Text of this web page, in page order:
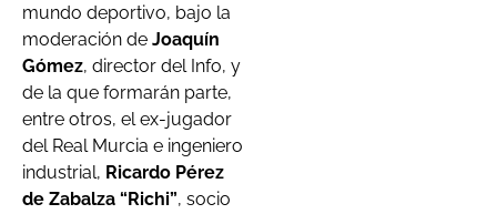
mundo deportivo, bajo la
moderación de Joaquín
Gómez, director del Info, y
de la que formarán parte,
entre otros, el ex-jugador
del Real Murcia e ingeniero
industrial, Ricardo Pérez
de Zabalza “Richi”, socio